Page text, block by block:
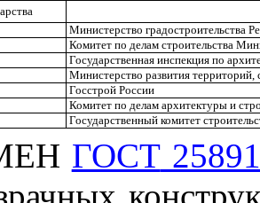
Министерство градостроительства
Комитет по делам строительства
Государственная инспекция по
Министерство развития территорий,
Госстрой России
Комитет по делам архитектуры и
Государственный комитет
ГОСТ